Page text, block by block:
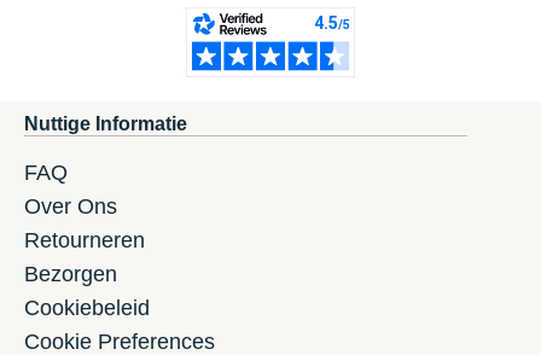
Nuttige Informatie
FAQ
Over Ons
Retourneren
Bezorgen
Cookiebeleid
Cookie Preferences